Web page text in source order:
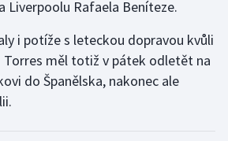
Liverpoolu Rafaela Beníteze.
i potíže s leteckou dopravou kvůli
Torres měl totiž v pátek odletět na
do Španělska, nakonec ale